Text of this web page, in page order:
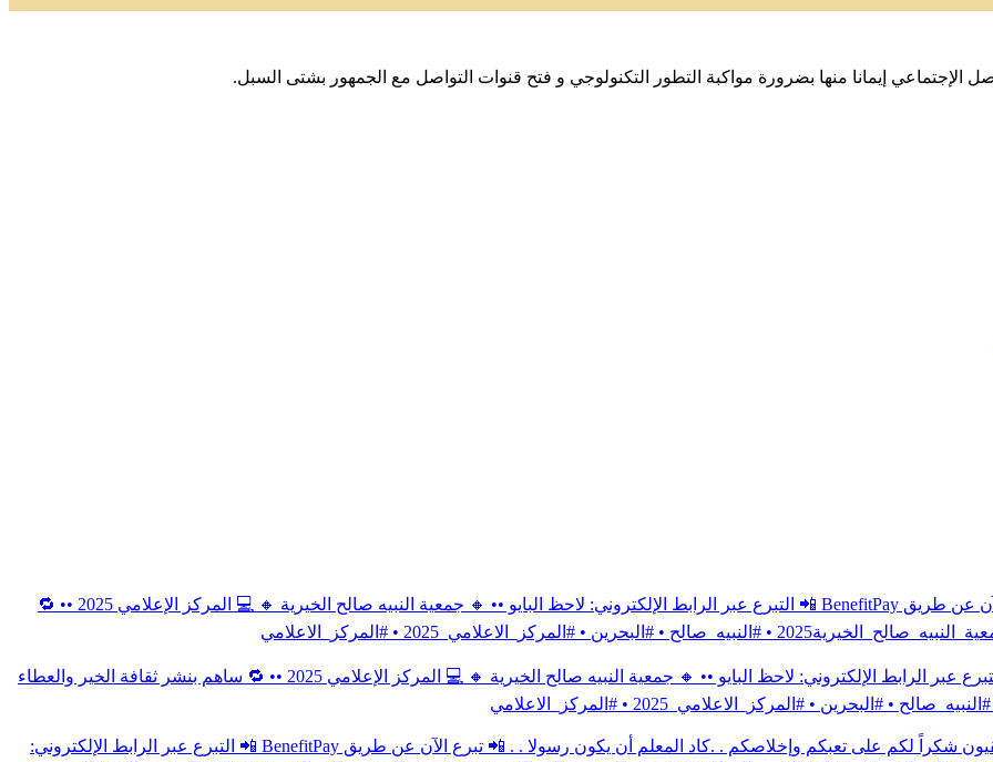
الإجتماعي إيمانا منها بضرورة مواكبة التطور التكنولوجي و فتح قنوات التواصل مع الجمهور بشتى السبل.